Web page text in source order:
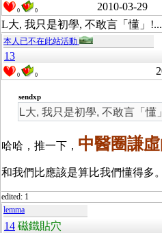
0 0 2010-03-29
L大, 我只是初學, 不敢言「懂」!...
本人已不在此站活動
13
0 0
sendxp
L大, 我只是初學, 不敢言「懂
哈哈，推一下， 中醫圈謙
和我們比應該是算比我們懂得多。
edited: 1
lemma
14 磁鐵貼穴